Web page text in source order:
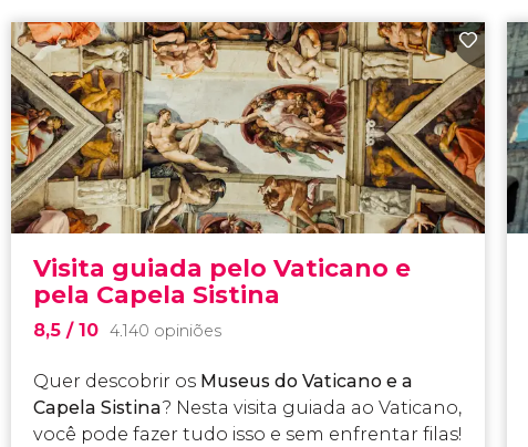
Visita guiada pelo Vaticano e
pela Capela Sistina
8,5/ 10 4.140 opiniões
Quer descobrir os Museus do Vaticano e a
Capela Sistina? Nesta visita guiada ao Vaticano,
você pode fazer tudo isso e sem enfrentar filas!